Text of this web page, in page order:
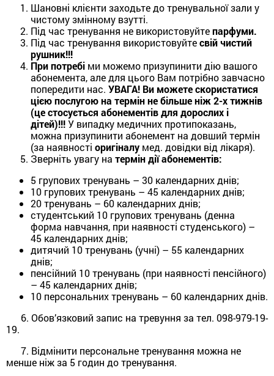
Шановні клієнти заходьте до тренувальної зали у
чистому змінному взутті.
Під час тренування не використовуйтепарфуми.
Під час тренування використовуйтесвій чистий
рушник!!!
При потребі ми можемо призупинити дію вашого
абонемента, але для цього Вам потрібно завчасно
попередити нас. УВАГА! Ви можете скористатися
цією послугою на термін не більше ніж 2-х тижнів
(це стосується абонементів для дорослих і
дітей)!!!У випадку медичних протипоказань,
можна призупинити абонемент на довший термін
(за наявності оригіналу мед. довідки від лікаря).
Зверніть увагу на термін дії абонементів:
5 групових тренувань – 30 календарних днів;
10 групових тренувань – 45 календарних днів;
20 тренувань – 60 календарних днів;
студентський 10 групових тренувань (денна
форма навчання, при наявності студенського) –
45 календарних днів;
дитячий 10 тренувань (учні) – 55 календарних
днів;
пенсійний 10 тренувань (при наявності пенсійного)
– 45 календарних днів;
10 персональних тренувань – 60 календарних днів.
6. Обов’язковий запис на тревуння за тел. 098-979-19-
19.
7. Відмінити персональне тренування можна не
менше ніж за 5 годин до тренування.